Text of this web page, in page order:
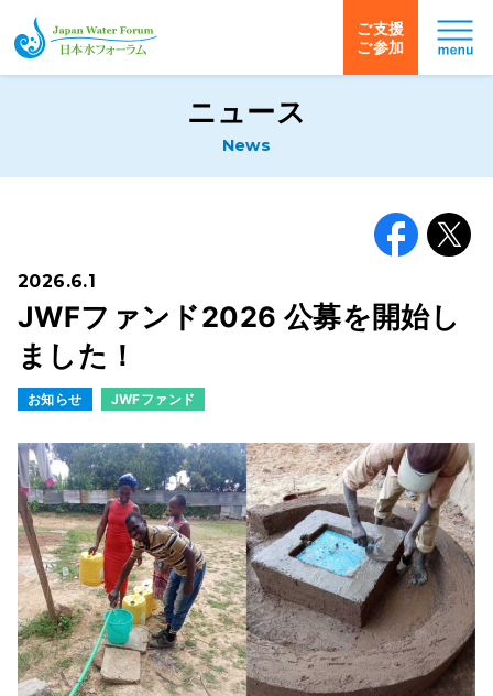
日本水フォーラム
ご支援
ご参加
ニュース
News
2026.6.1
JWFファンド2026 公募を開始し
ました！
お知らせ JWFファンド